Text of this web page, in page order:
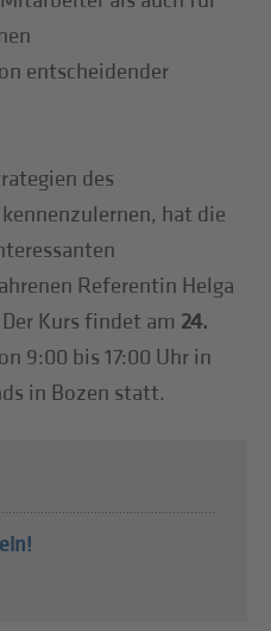
entscheidender
des
hat die
Referentin Helga
Kurs findet am 24.
9:00 bis 17:00 Uhr in
in Bozen statt.